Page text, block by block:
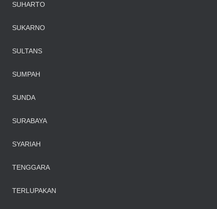
SUHARTO
SUKARNO
SULTANS
SUMPAH
SUNDA
SURABAYA
SYARIAH
TENGGARA
TERLUPAKAN